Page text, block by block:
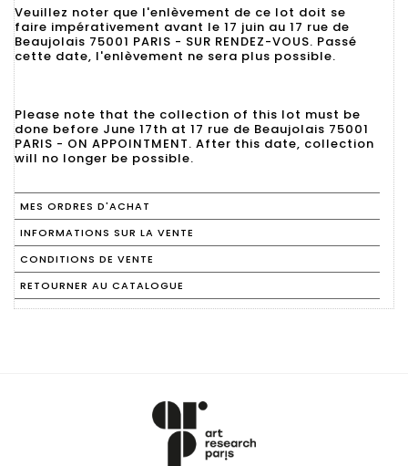
Veuillez noter que l'enlèvement de ce lot doit se
faire impérativement avant le 17 juin au 17 rue de
Beaujolais 75001 PARIS - SUR RENDEZ-VOUS. Passé
cette date, l'enlèvement ne sera plus possible.
Please note that the collection of this lot must be
done before June 17th at 17 rue de Beaujolais 75001
PARIS - ON APPOINTMENT. After this date, collection
will no longer be possible.
MES ORDRES D'ACHAT
INFORMATIONS SUR LA VENTE
CONDITIONS DE VENTE
RETOURNER AU CATALOGUE